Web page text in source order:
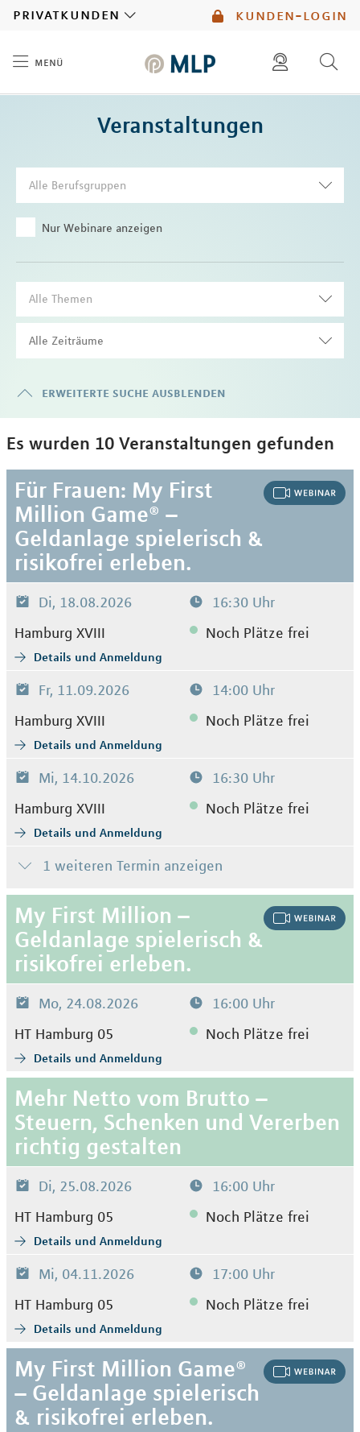
kunden-login
privatkunden
menü
mlp berater finden
Veranstaltungen
Alle Berufsgruppen
Nur Webinare anzeigen
erweiterte suche ausblenden
Alle Themen
Es wurden 10 Veranstaltungen gefunden
Für Frauen: My First
Million Game® –
Geldanlage spielerisch &
risikofrei erleben.
Di, 18.08.2026
16:30 Uhr
Hamburg XVIII
Noch Plätze frei
Details und Anmeldung
Fr, 11.09.2026
14:00 Uhr
Hamburg XVIII
Noch Plätze frei
Details und Anmeldung
Mi, 14.10.2026
16:30 Uhr
Hamburg XVIII
Noch Plätze frei
Details und Anmeldung
1 weiteren Termin anzeigen
My First Million –
Geldanlage spielerisch &
risikofrei erleben.
Mo, 24.08.2026
16:00 Uhr
HT Hamburg 05
Noch Plätze frei
Details und Anmeldung
Mehr Netto vom Brutto –
Steuern, Schenken und Vererben
richtig gestalten
Di, 25.08.2026
16:00 Uhr
HT Hamburg 05
Noch Plätze frei
Details und Anmeldung
Mi, 04.11.2026
17:00 Uhr
HT Hamburg 05
Noch Plätze frei
Details und Anmeldung
My First Million Game®
– Geldanlage spielerisch
& risikofrei erleben.